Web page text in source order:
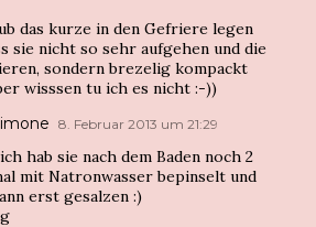
das kurze in den Gefriere legen
sie nicht so sehr aufgehen und die
sondern brezelig kompackt
wisssen tu ich es nicht :-))
8. Februar 2013 um 21:29
hab sie nach dem Baden noch 2
mit Natronwasser bepinselt und
erst gesalzen :)